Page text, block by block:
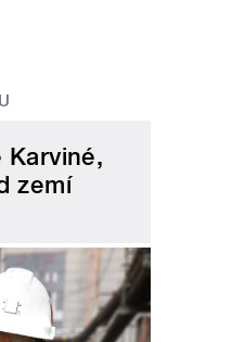
Karviné,
zemí